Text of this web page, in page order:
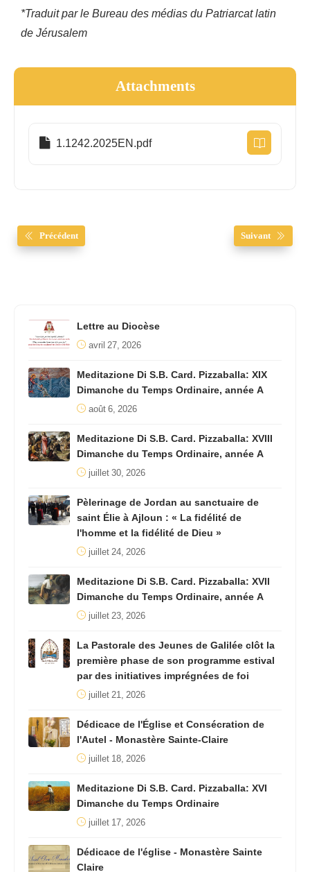
*Traduit par le Bureau des médias du Patriarcat latin
de Jérusalem
Attachments
1.1242.2025EN.pdf
Précédent Suivant
Lettre au Diocèse
avril 27, 2026
Meditazione Di S.B. Card. Pizzaballa: XIX
Dimanche du Temps Ordinaire, année A
août 6, 2026
Meditazione Di S.B. Card. Pizzaballa: XVIII
Dimanche du Temps Ordinaire, année A
juillet 30, 2026
Pèlerinage de Jordan au sanctuaire de
saint Élie à Ajloun : « La fidélité de
l'homme et la fidélité de Dieu »
juillet 24, 2026
Meditazione Di S.B. Card. Pizzaballa: XVII
Dimanche du Temps Ordinaire, année A
juillet 23, 2026
La Pastorale des Jeunes de Galilée clôt la
première phase de son programme estival
par des initiatives imprégnées de foi
juillet 21, 2026
Dédicace de l'Église et Consécration de
l'Autel - Monastère Sainte-Claire
juillet 18, 2026
Meditazione Di S.B. Card. Pizzaballa: XVI
Dimanche du Temps Ordinaire
juillet 17, 2026
Dédicace de l'église - Monastère Sainte
Claire